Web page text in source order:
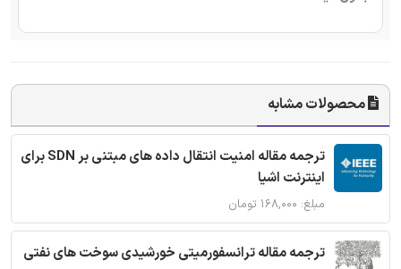
محصولات مشابه
ترجمه مقاله امنیت انتقال داده های مبتنی بر SDN برای
اینترنت اشیا
مبلغ: ۱۶۸,۰۰۰ تومان
ترجمه مقاله ترانسفورمیتی خورشیدی سوخت های نفتی